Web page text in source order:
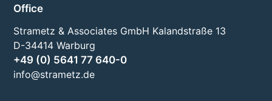
Office
Strametz & Associates GmbH Kalandstraße 13
D-34414 Warburg
+49 (0) 5641 77 640-0
info@strametz.de